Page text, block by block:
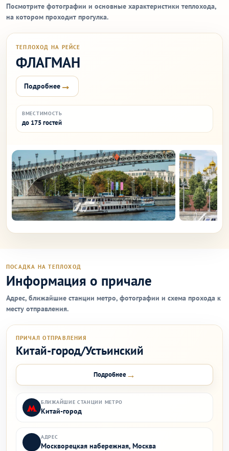
Посмотрите фотографии и основные характеристики теплохода,
на котором проходит прогулка.
ТЕПЛОХОД НА РЕЙСЕ
ФЛАГМАН
Подробнее →
ВМЕСТИМОСТЬ
до 175 гостей
ПОСАДКА НА ТЕПЛОХОД
Информация о причале
Адрес, ближайшие станции метро, фотографии и схема прохода к
месту отправления.
ПРИЧАЛ ОТПРАВЛЕНИЯ
Китай-город/Устьинский
Подробнее→
БЛИЖАЙШИЕ СТАНЦИИ МЕТРО
Китай-город
АДРЕС
Москворецкая набережная, Москва